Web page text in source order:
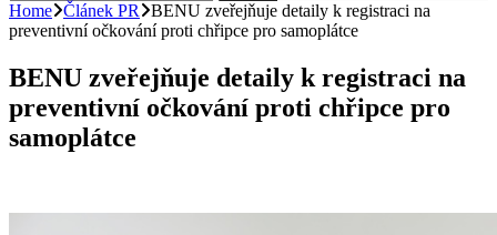
Home Článek PR
BENU zveřejňuje detaily k registraci na
preventivní očkování proti chřipce pro samoplátce
BENU zveřejňuje detaily k registraci na
preventivní očkování proti chřipce pro
samoplátce